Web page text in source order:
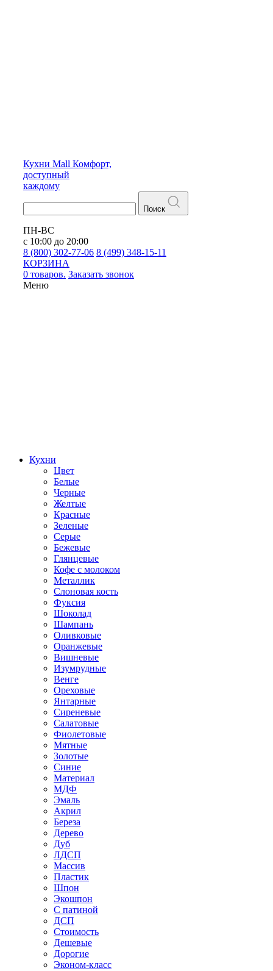
Кухни Mall Комфорт,
доступный
каждому
Поиск
ПН-ВС
с 10:00 до 20:00
8 (800) 302-77-06 8 (499) 348-15-11
КОРЗИНА
0 товаров. Заказать звонок
Меню
Кухни
Цвет
Белые
Черные
Желтые
Красные
Зеленые
Серые
Бежевые
Глянцевые
Кофе с молоком
Металлик
Слоновая кость
Фуксия
Шоколад
Шампань
Оливковые
Оранжевые
Вишневые
Изумрудные
Венге
Ореховые
Янтарные
Сиреневые
Салатовые
Фиолетовые
Мятные
Золотые
Синие
Материал
МДФ
Эмаль
Акрил
Береза
Дерево
Дуб
ЛДСП
Массив
Пластик
Шпон
Экошпон
С патиной
ДСП
Стоимость
Дешевые
Дорогие
Эконом-класс